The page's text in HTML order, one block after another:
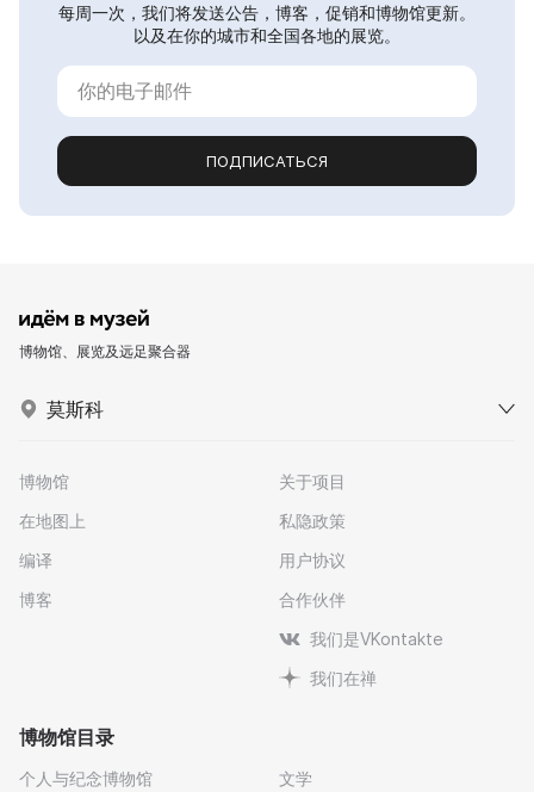
每周一次，我们将发送公告，博客，促销和博物馆更新。
以及在你的城市和全国各地的展览。
ПОДПИСАТЬСЯ
博物馆、展览及远足聚合器
莫斯科
博物馆
在地图上
编译
博客
关于项目
私隐政策
用户协议
合作伙伴
我们是VKontakte
我们在禅
博物馆目录
个人与纪念博物馆
文学